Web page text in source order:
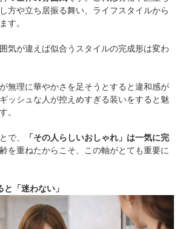
方や立ち居振る舞い、ライフスタイルから
す。
気が違えば似合うスタイルの完成形は変わ
無理に華やかさを足そうとすると違和感が
ッシュな人が控えめすぎる装いをすると魅
。
で、
「その人らしいおしゃれ」は一気に完
を重ねたからこそ、この軸がとても重要に
「迷わない」